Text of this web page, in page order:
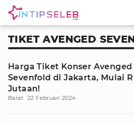
TIKET AVENGED
Harga Tiket Konser Avenged
Sevenfold di Jakarta, Mulai
Jutaan!
Barat 22 Februari 2024